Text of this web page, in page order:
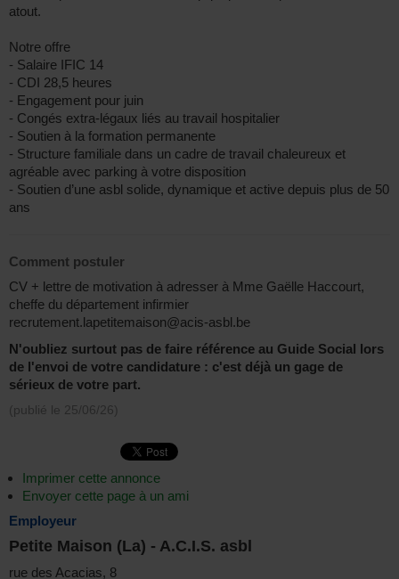
atout.
Notre offre
- Salaire IFIC 14
- CDI 28,5 heures
- Engagement pour juin
- Congés extra-légaux liés au travail hospitalier
- Soutien à la formation permanente
- Structure familiale dans un cadre de travail chaleureux et
agréable avec parking à votre disposition
- Soutien d’une asbl solide, dynamique et active depuis plus de 50
ans
Comment postuler
CV + lettre de motivation à adresser à Mme Gaëlle Haccourt,
cheffe du département infirmier
recrutement.lapetitemaison@acis-asbl.be
N'oubliez surtout pas de faire référence au Guide Social lors
de l'envoi de votre candidature : c'est déjà un gage de
sérieux de votre part.
(publié le 25/06/26
Imprimer cette annonce
Envoyer cette page à un ami
Employeur
Petite Maison (La) - A.C.I.S. asbl
rue des Acacias, 8